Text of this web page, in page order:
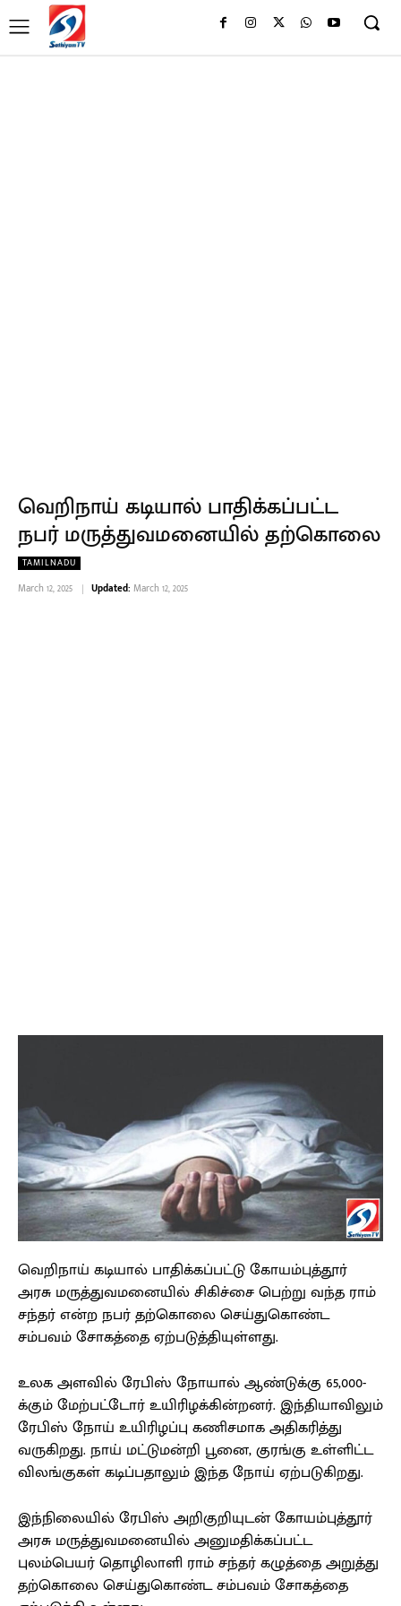
வெறிநாய் கடியால் பாதிக்கப்பட்ட
நபர் மருத்துவமனையில் தற்கொலை
TAMILNADU
March 12, 2025 Updated: March 12, 2025
வெறிநாய் கடியால் பாதிக்கப்பட்டு கோயம்புத்தூர்
அரசு மருத்துவமனையில் சிகிச்சை பெற்று வந்த ராம்
சந்தர் என்ற நபர் தற்கொலை செய்துகொண்ட
சம்பவம் சோகத்தை ஏற்படுத்தியுள்ளது.
உலக அளவில் ரேபிஸ் நோயால் ஆண்டுக்கு 65,000-
க்கும் மேற்பட்டோர் உயிரிழக்கின்றனர். இந்தியாவிலும்
ரேபிஸ் நோய் உயிரிழப்பு கணிசமாக அதிகரித்து
வருகிறது. நாய் மட்டுமன்றி பூனை, குரங்கு உள்ளிட்ட
விலங்குகள் கடிப்பதாலும் இந்த நோய் ஏற்படுகிறது.
இந்நிலையில் ரேபிஸ் அறிகுறியுடன் கோயம்புத்தூர்
அரசு மருத்துவமனையில் அனுமதிக்கப்பட்ட
புலம்பெயர் தொழிலாளி ராம் சந்தர் கழுத்தை அறுத்து
தற்கொலை செய்துகொண்ட சம்பவம் சோகத்தை